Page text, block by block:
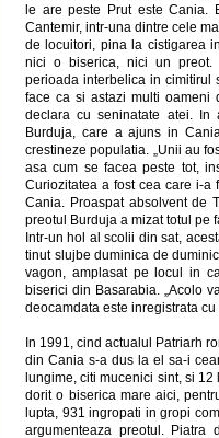
le are peste Prut este Cania.
Cantemir, intr-una dintre cele
de locuitori, pina la cistigarea
nici o biserica, nici un preot.
perioada interbelica in cimitirul
face ca si astazi multi oameni
declara cu seninatate atei. In
Burduja, care a ajuns in
crestineze populatia. „Unii au
asa cum se facea peste tot,
Curiozitatea a fost cea care i-a
Cania. Proaspat absolvent de
preotul Burduja a mizat totul pe
Intr-un hol al scolii din sat,
tinut slujbe duminica de
vagon, amplasat pe locul in
biserici din Basarabia. „Acolo
deocamdata este inregistrata cu
In 1991, cind actualul Patriarh
din Cania s-a dus la el sa-i
lungime, citi mucenici sint, si 12
dorit o biserica mare aici,
lupta, 931 ingropati in gropi
argumenteaza preotul.